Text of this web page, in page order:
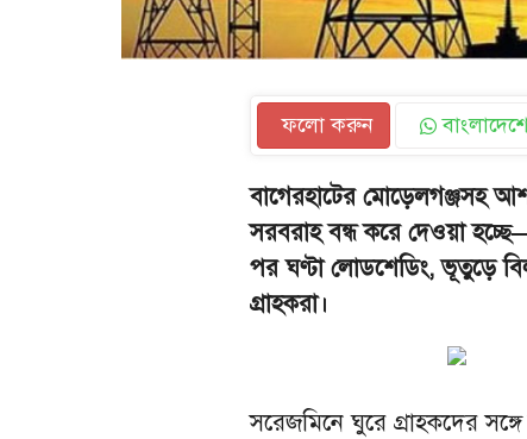
ফলো করুন
বাগেরহাটের মোড়েলগঞ্জসহ
সরবরাহ বন্ধ করে দেওয়া
পর ঘণ্টা লোডশেডিং, ভূতুড়ে
গ্রাহকরা।
সরেজমিনে ঘুরে গ্রাহকদের